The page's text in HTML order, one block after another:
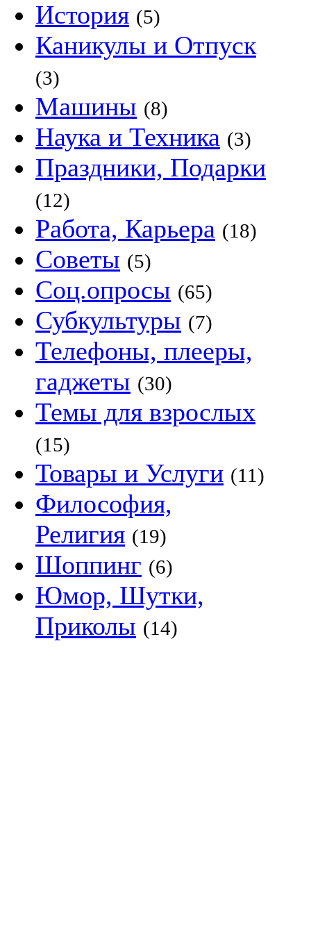
История (5)
Каникулы и Отпуск
(3)
Машины (8)
Наука и Техника (3)
Праздники, Подарки
(12)
Работа, Карьера (18)
Советы (5)
Соц.опросы (65)
Субкультуры (7)
Телефоны, плееры,
гаджеты (30)
Темы для взрослых
(15)
Товары и Услуги (11)
Философия,
Религия (19)
Шоппинг (6)
Юмор, Шутки,
Приколы (14)